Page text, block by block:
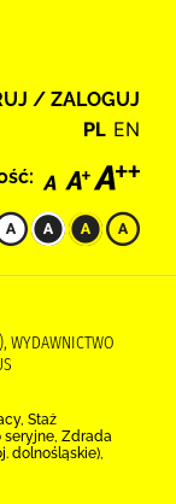
/ ZALOGUJ
PL EN
WYDAWNICTWO
Staż
Zdrada
dolnośląskie),